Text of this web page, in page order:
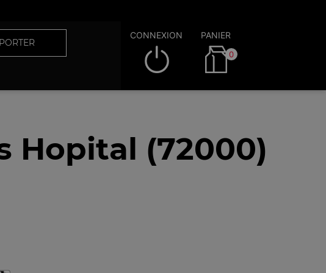
CONNEXION PANIER
0
Hopital (72000)